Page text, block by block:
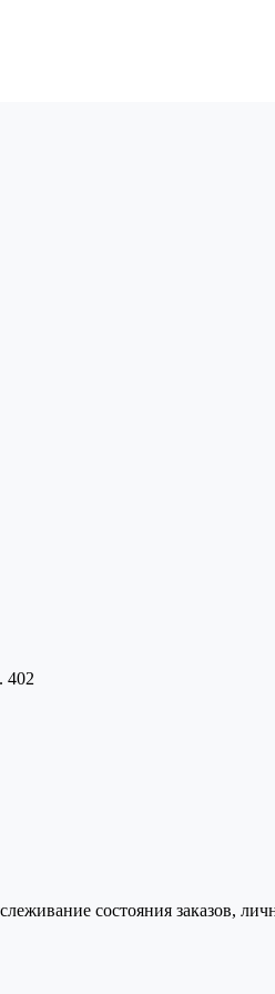
402
состояния заказов,